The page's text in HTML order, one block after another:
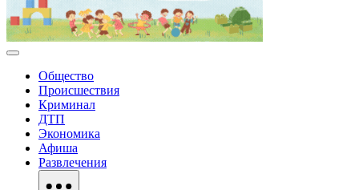
Общество
Происшествия
Криминал
ДТП
Экономика
Афиша
Развлечения